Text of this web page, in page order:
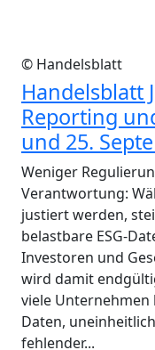
© Handelsblatt
Handelsblatt
Reporting
und 25.
Weniger
Verantwortung:
justiert werden,
belastbare ESG-
Investoren und
wird damit
viele
Daten,
fehlender...